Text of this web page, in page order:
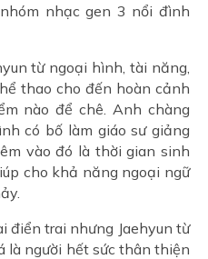
nhạc gen 3 nổi đình
từ ngoại hình, tài năng,
thao cho đến hoàn cảnh
nào để chê. Anh chàng
có bố làm giáo sư giảng
vào đó là thời gian sinh
cho khả năng ngoại ngữ
điển trai nhưng Jaehyun từ
là người hết sức thân thiện